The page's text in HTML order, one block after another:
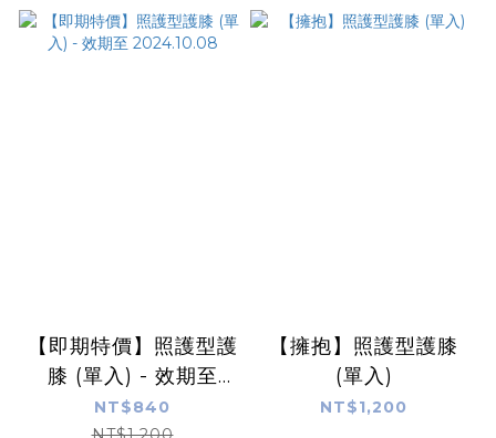
【即期特價】照護型護
膝 (單入) - 效期至
2024.10.08
NT$840
【擁抱】照護型護膝
(單入)
NT$1,200